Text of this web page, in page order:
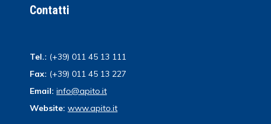
Contatti
Tel.: (+39) 011 45 13 111
Fax: (+39) 011 45 13 227
Email: info@apito.it
Website: www.apito.it